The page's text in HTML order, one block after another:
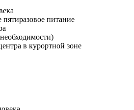
питание
в курортной зоне